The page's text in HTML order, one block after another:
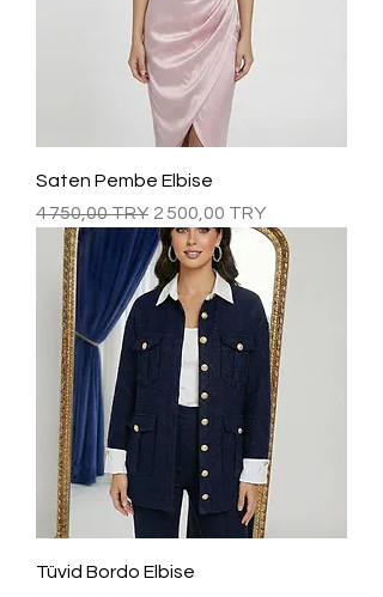
Saten Pembe Elbise
Prix original
4 750,00 TRY Prix promotionnel
2 500,00 TRY
Tüvid Bordo Elbise